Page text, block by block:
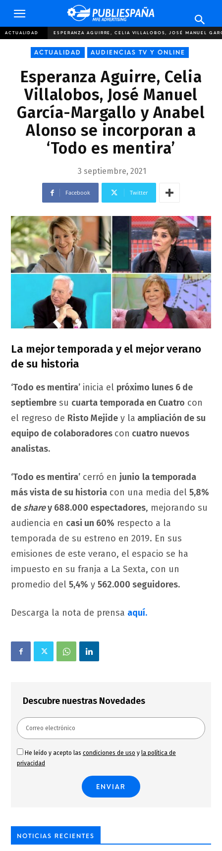
Publiespaña
ACTUALIDAD ESPERANZA AGUIRRE, CELIA VILLALOBOS, JOSÉ MANUEL
ACTUALIDAD AUDIENCIAS TV Y ONLINE
Esperanza Aguirre, Celia
Villalobos, José Manuel
García-Margallo y Anabel
Alonso se incorporan a
‘Todo es mentira’
3 septiembre, 2021
Facebook Twitter
La mejor temporada y el mejor verano
de su historia
‘Todo es mentira’ inicia el próximo lunes 6 de
septiembre su cuarta temporada en Cuatro con
el regreso de Risto Mejide y la ampliación de su
equipo de colaboradores con cuatro nuevos
analistas.
‘Todo es mentira’ cerró en junio la temporada
más vista de su historia con una media del 5,8%
desharey 688.000 espectadores, mejorando su
audiencia en casi un 60% respecto a la
temporada de su estreno en 2019. En sus
emisiones de este verano, el espacio se ha
impuesto en su franja a La Sexta, con un
promedio del 5,4% y 562.000 seguidores.
Descarga la nota de prensa aquí.
Descubre nuestras Novedades
He leído y acepto las condiciones de uso y la política de
privacidad
NOTICIAS RECIENTES